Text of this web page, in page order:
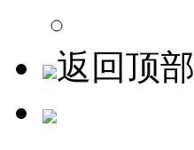
返回顶部